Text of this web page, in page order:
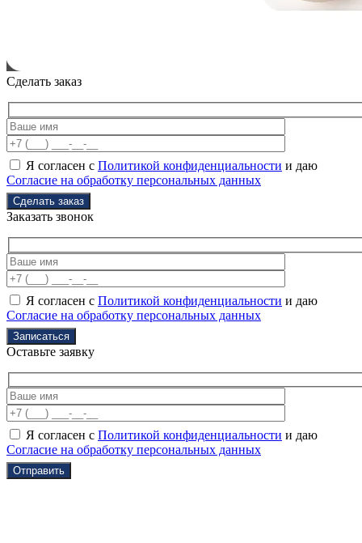
Сделать заказ
Я согласен с Политикой конфиденциальности и даю
Согласие на обработку персональных данных
Заказать звонок
Я согласен с Политикой конфиденциальности и даю
Согласие на обработку персональных данных
Оставьте заявку
Я согласен с Политикой конфиденциальности и даю
Согласие на обработку персональных данных